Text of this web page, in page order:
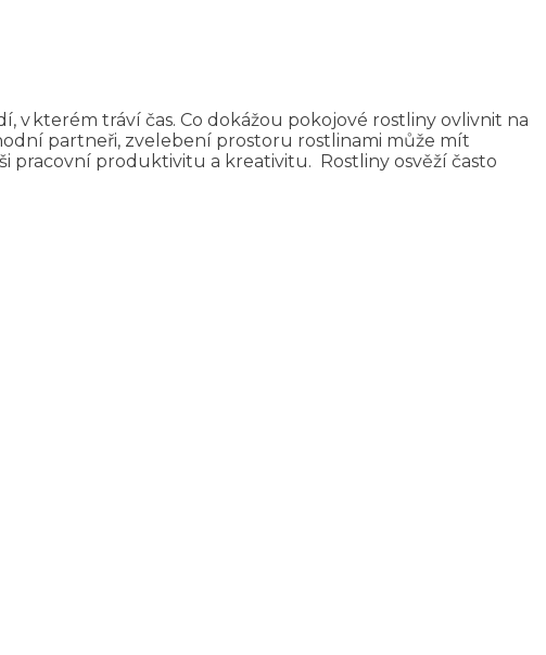
kterém tráví čas. Co dokážou pokojové rostliny ovlivnit na
partneři, zvelebení prostoru rostlinami může mít
pracovní produktivitu a kreativitu. Rostliny osvěží často